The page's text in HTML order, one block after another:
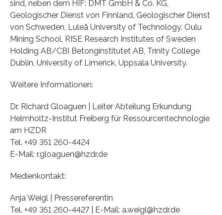
sind, neben dem HIF: DMT GmbH & Co. KG,
Geologischer Dienst von Finnland, Geologischer Dienst
von Schweden, Luleå University of Technology, Oulu
Mining School, RISE Research Institutes of Sweden
Holding AB/CBI Betonginstitutet AB, Trinity College
Dublin, University of Limerick, Uppsala University.
Weitere Informationen:
Dr. Richard Gloaguen | Leiter Abteilung Erkundung
Helmholtz-Institut Freiberg für Ressourcentechnologie
am HZDR
Tel. +49 351 260-4424
E-Mail: r.gloaguen@hzdr.de
Medienkontakt:
Anja Weigl | Pressereferentin
Tel. +49 351 260-4427 | E-Mail: a.weigl@hzdr.de